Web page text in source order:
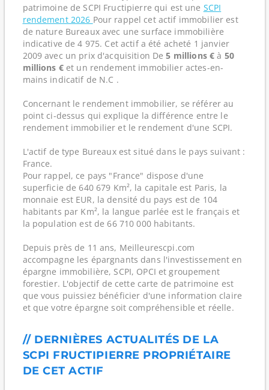
patrimoine de SCPI Fructipierre qui est une SCPI
rendement 2026 Pour rappel cet actif immobilier est
de nature Bureaux avec une surface immobilière
indicative de 4 975. Cet actif a été acheté 1 janvier
2009 avec un prix d'acquisition De5 millions € à 50
millions €et un rendement immobilier actes-en-
mains indicatif de N.C .
Concernant le rendement immobilier, se référer au
point ci-dessus qui explique la différence entre le
rendement immobilier et le rendement d'une SCPI.
L'actif de type Bureaux est situé dans le pays suivant :
France.
Pour rappel, ce pays "France" dispose d'une
superficie de 640 679 Km², la capitale est Paris, la
monnaie est EUR, la densité du pays est de 104
habitants par Km², la langue parlée est le français et
la population est de 66 710 000 habitants.
Depuis près de 11 ans, Meilleurescpi.com
accompagne les épargnants dans l'investissement en
épargne immobilière, SCPI, OPCI et groupement
forestier. L'objectif de cette carte de patrimoine est
que vous puissiez bénéficier d'une information claire
et que votre épargne soit compréhensible et réelle.
// DERNIÈRES ACTUALITÉS DE LA
SCPI FRUCTIPIERRE PROPRIÉTAIRE
DE CET ACTIF